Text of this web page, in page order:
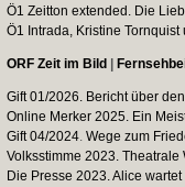
Ö1 Zeitton extended. Die
Ö1 Intrada, Kristine
ORF Zeit im Bild
Gift 01/2026. Bericht über
Online Merker 2025. Ein
Gift 04/2024.Wege zum
Volksstimme 2023.
Die Presse 2023. Alice